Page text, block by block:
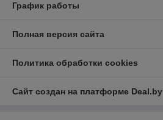
График работы
Полная версия сайта
Политика обработки cookies
Сайт создан на платформе Deal.by